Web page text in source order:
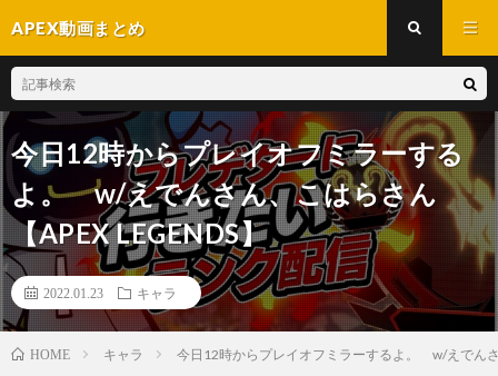
APEX動画まとめ
今日12時からプレイオフミラーする
よ。 w/えでんさん、こはらさん
【APEX LEGENDS】
2022.01.23 キャラ
HOME キャラ 今日12時からプレイオフミラーするよ。 w/えでんさ